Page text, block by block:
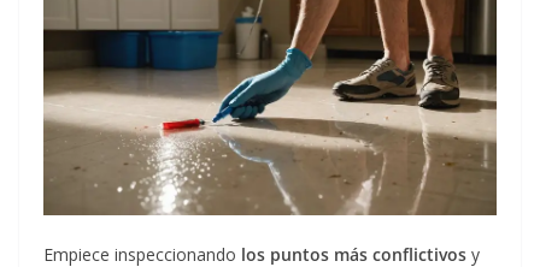
Empiece inspeccionando los puntos más conflictivos y